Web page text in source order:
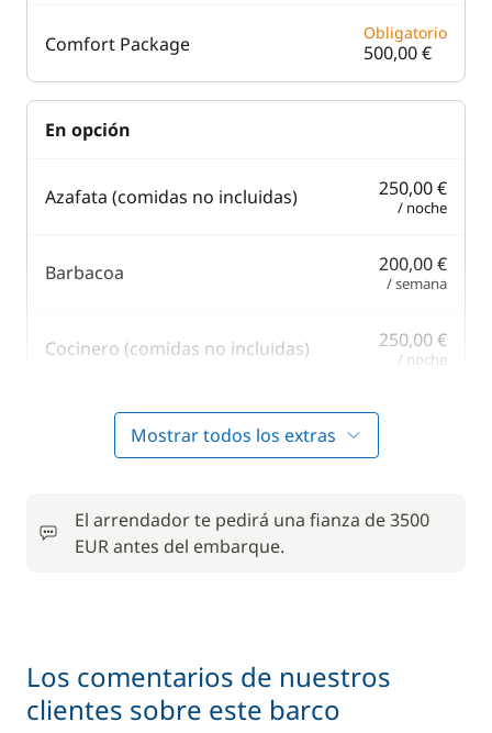
Comfort Package Obligatorio
500,00 €
En opción
Azafata (comidas no incluidas) 250,00 €
/ noche
Barbacoa 200,00 €
/ semana
Cocinero (comidas no incluidas) 250,00 €
/ noche
/ noche
Mostrar todos los extras
El arrendador te pedirá una fianza de 3500
EUR antes del embarque.
Los comentarios de nuestros
clientes sobre este barco